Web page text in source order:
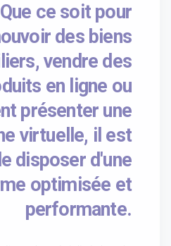
ce soit pour
des biens
vendre des
en ligne ou
présenter une
virtuelle, il est
disposer d'une
optimisée et
performante.